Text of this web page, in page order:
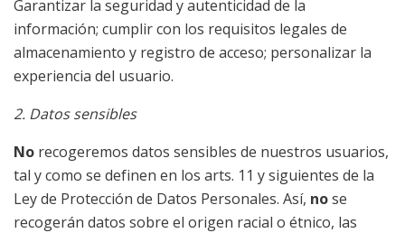
Garantizar la seguridad y autenticidad de la
información; cumplir con los requisitos legales de
almacenamiento y registro de acceso; personalizar la
experiencia del usuario.
2. Datos sensibles
No recogeremos datos sensibles de nuestros usuarios,
tal y como se definen en los arts. 11 y siguientes de la
Ley de Protección de Datos Personales. Así, nose
recogerán datos sobre el origen racial o étnico, las